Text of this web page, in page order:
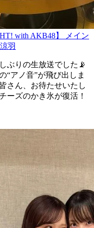
with AKB48】 メイン
羽
ぶりの生放送でした📡
“アノ音”が飛び出しま
さん、お待たせいたし
ーズのかき氷が復活！